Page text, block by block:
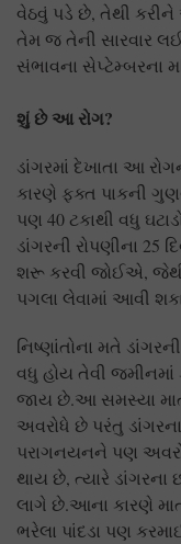
વેઠવું પડે છે, તેથી કરીને
તેમ જ તેની સારવાર
સંભાવના સેપ્ટેમ્બરના
શું છે આ રોગ?
ડાંગરમાં દેખાતા આ
કારણે ફક્ત પાકની
પણ 40 ટકાથી વધુ
ડાંગરની રોપણીના
શરૂ કરવી જોઈએ,
પગલા લેવામાં આવી
નિષ્ણાંતોના મતે
વધુ હોય તેવી જમીનમાં
જાય છે.આ સમસ્યા
અવરોધે છે પરંતુ
પરાગનયનને પણ
થાય છે, ત્યારે ડાંગરના
લાગે છે.આના કારણે
ભરેલા પાંદડા પણ